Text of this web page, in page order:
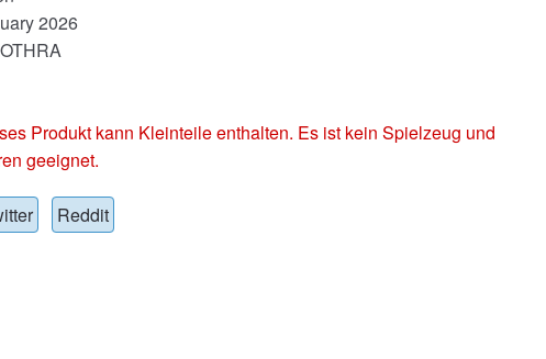
2026
Produkt kann Kleinteile enthalten. Es ist kein Spielzeug und
geeignet.
Reddit